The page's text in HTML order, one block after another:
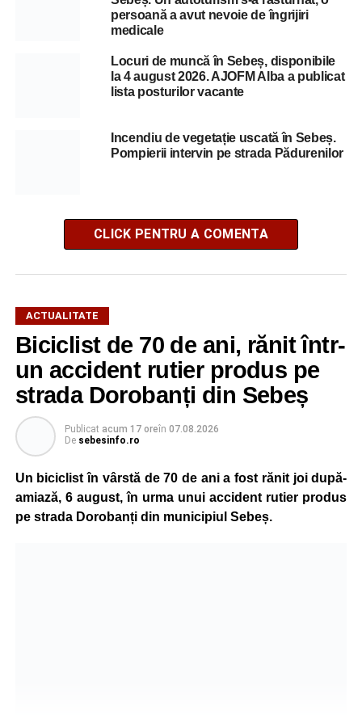
persoană a avut nevoie de îngrijiri
medicale
Locuri de muncă în Sebeș, disponibile
la 4 august 2026. AJOFM Alba a publicat
lista posturilor vacante
Incendiu de vegetație uscată în Sebeș.
Pompierii intervin pe strada Pădurenilor
CLICK PENTRU A COMENTA
ACTUALITATE
Biciclist de 70 de ani, rănit într-
un accident rutier produs pe
strada Dorobanți din Sebeș
Publicat acum 17 oreîn 07.08.2026
De sebesinfo.ro
Un biciclist în vârstă de 70 de ani a fost rănit joi după-
amiază, 6 august, în urma unui accident rutier produs
pe strada Dorobanți din municipiul Sebeș.